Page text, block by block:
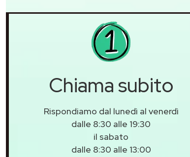
Chiama subito
Rispondiamo dal lunedì al venerdì
dalle 8:30 alle 19:30
il sabato
dalle 8:30 alle 13:00